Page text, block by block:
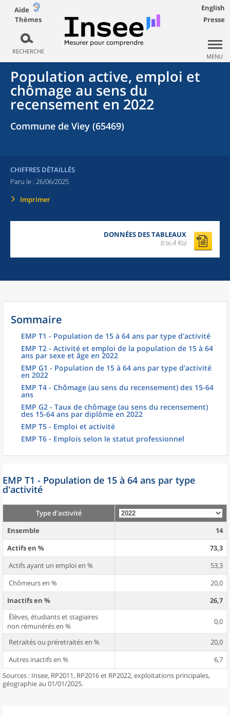
Aide
Thèmes
RECHERCHE
English
Presse
MENU
Population active, emploi et
chômage au sens du
recensement en 2022
Commune de Viey (65469)
CHIFFRES DÉTAILLÉS
Paru le : 26/06/2025
Imprimer
DONNÉES DES TABLEAUX
(csv,4 Ko)
Sommaire
EMP T1 - Population de 15 à 64 ans par type d'activité
EMP T2 - Activité et emploi de la population de 15 à 64
ans par sexe et âge en 2022
EMP G1 - Population de 15 à 64 ans par type d'activité
en 2022
EMP T4 - Chômage (au sens du recensement) des 15-64
ans
EMP G2 - Taux de chômage (au sens du recensement)
des 15-64 ans par diplôme en 2022
EMP T5 - Emploi et activité
EMP T6 - Emplois selon le statut professionnel
EMP T1 - Population de 15 à 64 ans par type
d'activité
Type d'activité
Ensemble
14
Actifs en %
73,3
Actifs ayant un emploi en %
53,3
Chômeurs en %
20,0
Inactifs en %
26,7
Élèves, étudiants et stagiaires
non rémunérés en %
0,0
Retraités ou préretraités en %
20,0
Autres inactifs en %
6,7
Sources : Insee, RP2011, RP2016 et RP2022, exploitations principales,
géographie au 01/01/2025.